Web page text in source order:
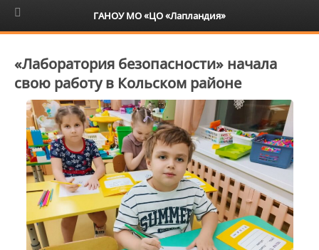
6+
«Лаборатория безопасности» начала
свою работу в Кольском районе
ГАНОУ МО «ЦО «Лапландия»